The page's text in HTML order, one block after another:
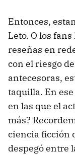
Entonces,
Leto. O los
reseñas en
con el riesgo
antecesoras,
taquilla. En
en las que el
más?
ciencia ficción
despegó entre